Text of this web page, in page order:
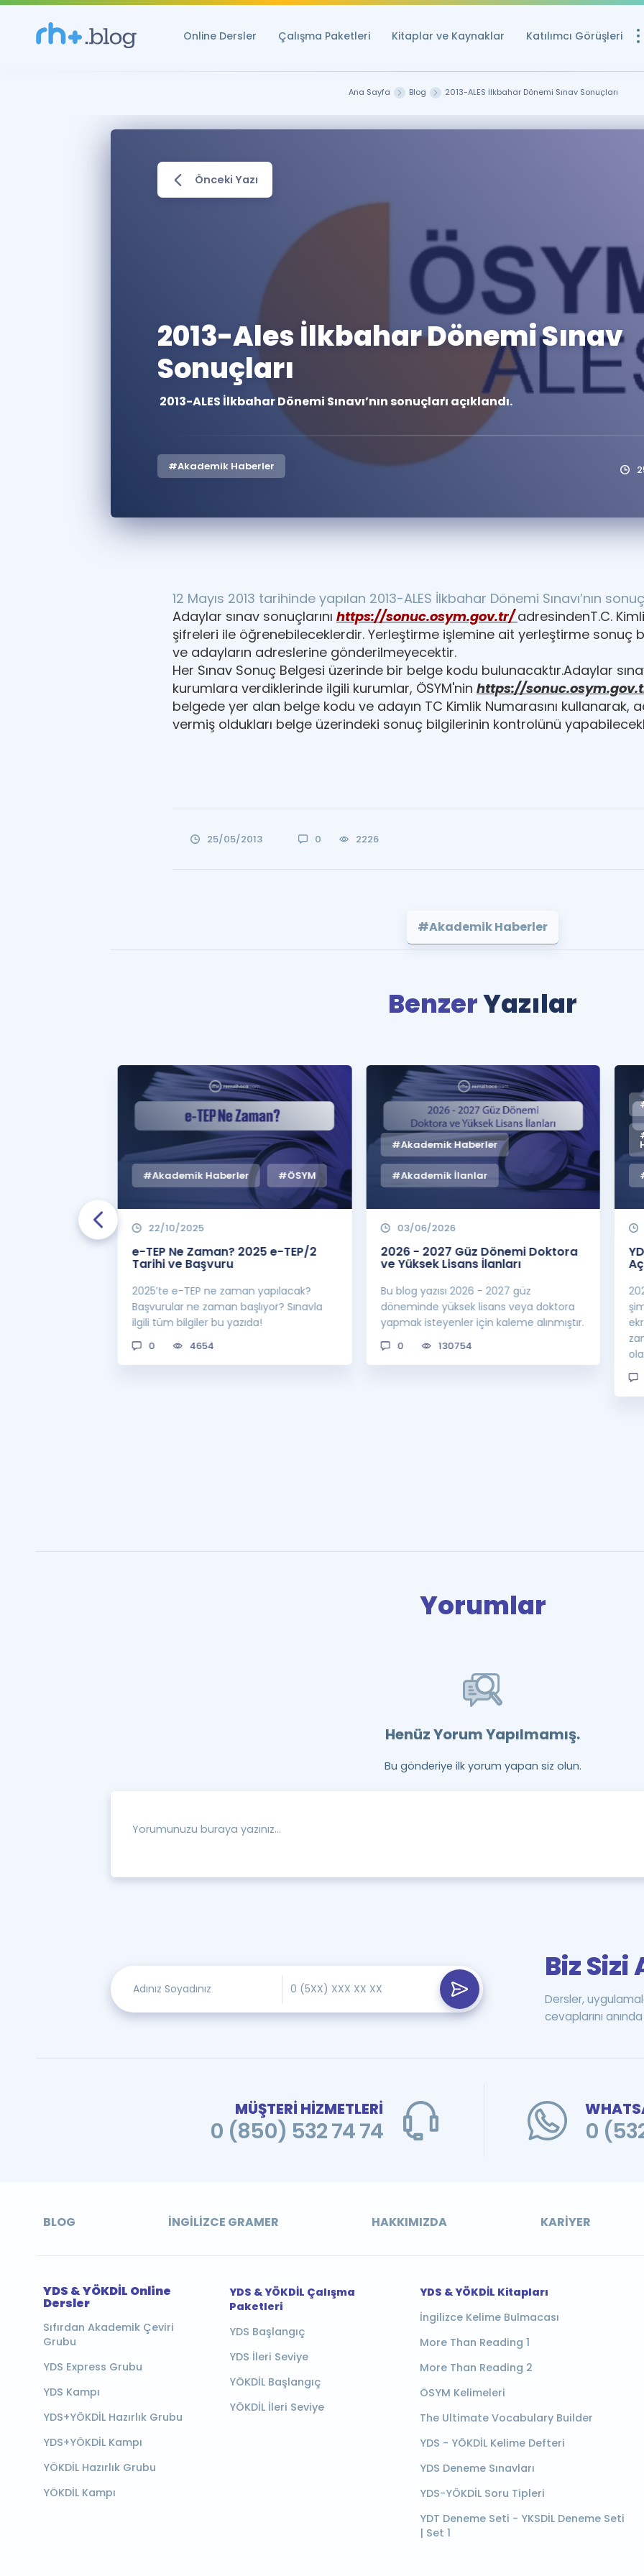
Online Dersler Çalışma Paketleri Kitaplar ve Kaynaklar Katılımcı Görüşleri
Ücretsiz
Rehberlik Aracı
YDS ve YÖKDİL'e
ÖSYM Sınav
Tüm ÖSYM
Kampanyalar
Eğitim ve
Blog
Ana Sayfa Blog 2013-ALES İlkbahar Dönemi Sınav Sonuçları
Önceki Yazı
2013-Ales İlkbahar Dönemi Sınav
Sonuçları
2013-ALES İlkbahar Dönemi Sınavı’nın sonuçları açıklandı.
#Akademik Haberler
12 Mayıs 2013 tarihinde yapılan 2013-ALES İlkbahar Dönemi Sınavı’nın
Adaylar sınav sonuçlarınıhttps://sonuc.osym.gov.tr/adresindenT.C.
şifreleri ile öğrenebileceklerdir. Yerleştirme işlemine ait yerleştirme sonuç
ve adayların adreslerine gönderilmeyecektir.
Her Sınav Sonuç Belgesi üzerinde bir belge kodu bulunacaktır.Adaylar
kurumlara verdiklerinde ilgili kurumlar, ÖSYM'ninhttps://
belgede yer alan belge kodu ve adayın TC Kimlik Numarasını kullanarak,
vermiş oldukları belge üzerindeki sonuç bilgilerinin kontrolünü
25/05/2013 0 2226
#Akademik Haberler
BenzerYazılar
#Akademik Haberler #ÖSYM
22/10/2025
e-TEP Ne Zaman? 2025 e-TEP/2
Tarihi ve Başvuru
2025’te e-TEP ne zaman yapılacak?
Başvurular ne zaman başlıyor? Sınavla
ilgili tüm bilgiler bu yazıda!
0 4654
#Akademik Haberler
#Akademik İlanlar
03/06/2026
2026 - 2027 Güz Dönemi Doktora
ve Yüksek Lisans İlanları
Bu blog yazısı 2026 - 2027 güz
döneminde yüksek lisans veya doktora
yapmak isteyenler için kaleme alınmıştır.
0 130754
Yorumlar
Henüz Yorum Yapılmamış.
Bu gönderiye ilk yorum yapan siz olun.
Biz Sizi
Dersler,
cevaplarını anında
MÜŞTERİ HİZMETLERİ
0 (850) 532 74 74 0
BLOG İNGILIZCE GRAMER HAKKIMIZDA KARIYER
YDS & YÖKDİL Online
Dersler
Sıfırdan Akademik Çeviri
Grubu
YDS Express Grubu
YDS Kampı
YDS+YÖKDİL Hazırlık Grubu
YDS+YÖKDİL Kampı
YÖKDİL Hazırlık Grubu
YÖKDİL Kampı
YDS & YÖKDİL Çalışma
Paketleri
YDS Başlangıç
YDS İleri Seviye
YÖKDİL Başlangıç
YÖKDİL İleri Seviye
YDS & YÖKDİL Kitapları
İngilizce Kelime Bulmacası
More Than Reading 1
More Than Reading 2
ÖSYM Kelimeleri
The Ultimate Vocabulary Builder
YDS - YÖKDİL Kelime Defteri
YDS Deneme Sınavları
YDS-YÖKDİL Soru Tipleri
YDT Deneme Seti - YKSDİL Deneme Seti
| Set 1